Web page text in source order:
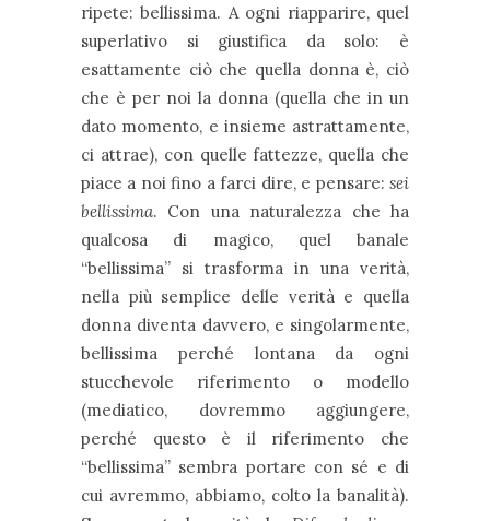
ripete: bellissima. A ogni riapparire, quel
superlativo si giustifica da solo: è
esattamente ciò che quella donna è, ciò
che è per noi la donna (quella che in un
dato momento, e insieme astrattamente,
ci attrae), con quelle fattezze, quella che
piace a noi fino a farci dire, e pensare: sei
bellissima. Con una naturalezza che ha
qualcosa di magico, quel banale
“bellissima” si trasforma in una verità,
nella più semplice delle verità e quella
donna diventa davvero, e singolarmente,
bellissima perché lontana da ogni
stucchevole riferimento o modello
(mediatico, dovremmo aggiungere,
perché questo è il riferimento che
“bellissima” sembra portare con sé e di
cui avremmo, abbiamo, colto la banalità).